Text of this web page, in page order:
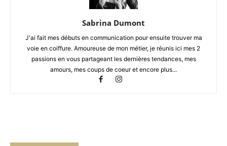
Sabrina Dumont
J'ai fait mes débuts en communication pour ensuite trouver ma
voie en coiffure. Amoureuse de mon métier, je réunis ici mes 2
passions en vous partageant les dernières tendances, mes
amours, mes coups de coeur et encore plus...